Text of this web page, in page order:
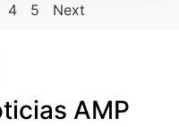
4 5 Next
AMP